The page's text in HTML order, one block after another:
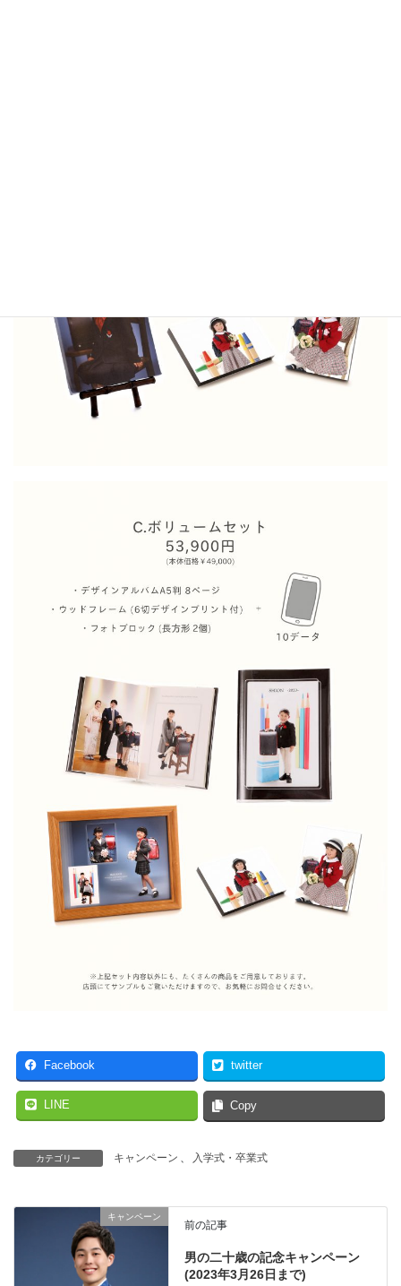
Facebook twitter
LINE Copy
カテゴリー キャンペーン 、 入学式・卒業式
キャンペーン
前の記事
男の二十歳の記念キャンペーン
(2023年3月26日まで)